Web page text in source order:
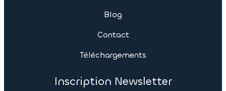
Blog
Contact
Téléchargements
Inscription Newsletter